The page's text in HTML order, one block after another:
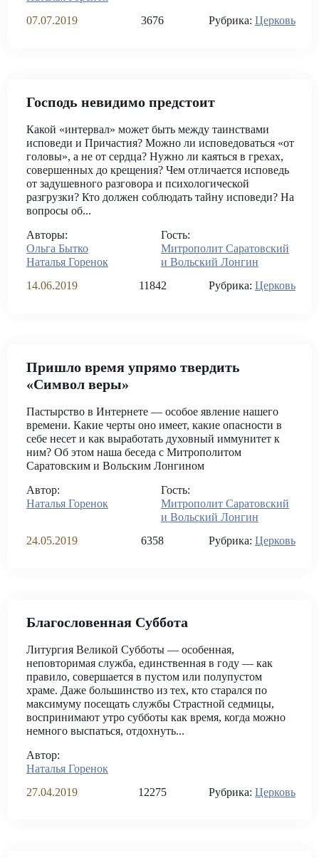
07.07.2019
3676 Рубрика: Церковь
Господь невидимо предстоит
Какой «интервал» может быть между таинствами
исповеди и Причастия? Можно ли исповедоваться «от
головы», а не от сердца? Нужно ли каяться в грехах,
совершенных до крещения? Чем отличается исповедь
от задушевного разговора и психологической
разгрузки? Кто должен соблюдать тайну исповеди? На
вопросы об...
Авторы:
Ольга Бытко
Наталья Горенок
Гость:
Митрополит Саратовский
и Вольский Лонгин
14.06.2019
11842 Рубрика: Церковь
Пришло время упрямо твердить
«Символ веры»
Пастырство в Интернете — особое явление нашего
времени. Какие черты оно имеет, какие опасности в
себе несет и как выработать духовный иммунитет к
ним? Об этом наша беседа с Митрополитом
Саратовским и Вольским Лонгином
Автор:
Наталья Горенок
Гость:
Митрополит Саратовский
и Вольский Лонгин
24.05.2019
6358 Рубрика: Церковь
Благословенная Суббота
Литургия Великой Субботы — особенная,
неповторимая служба, единственная в году — как
правило, совершается в пустом или полупустом
храме. Даже большинство из тех, кто старался по
максимуму посещать службы Страстной седмицы,
воспринимают утро субботы как время, когда можно
немного выспаться, отдохнуть...
Автор:
Наталья Горенок
27.04.2019
12275 Рубрика: Церковь